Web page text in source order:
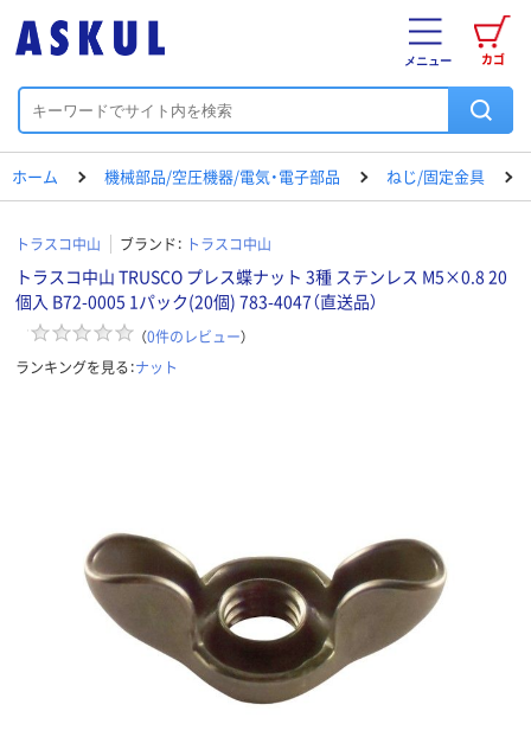
カゴ
メニュー
ホーム 機械部品/空圧機器/電気・電子部品 ねじ/固定金具
トラスコ中山 ブランド： トラスコ中山
トラスコ中山 TRUSCO プレス蝶ナット 3種 ステンレス M5×0.8 20
個入 B72-0005 1パック(20個) 783-4047（直送品）
（0件のレビュー）
ランキングを見る：ナット